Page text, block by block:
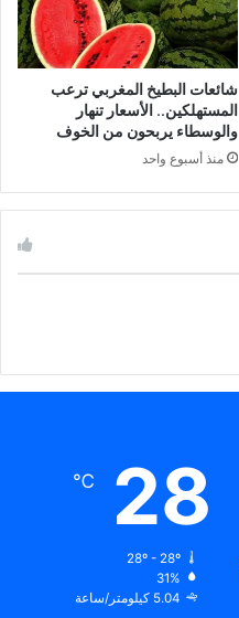
شائعات البطيخ المغربي ترعب
المستهلكين.. الأسعار تنهار
والوسطاء يربحون من الخوف
منذ أسبوع واحد
28
℃
28º - 28º
31%
5.04 كيلومتر/ساعة